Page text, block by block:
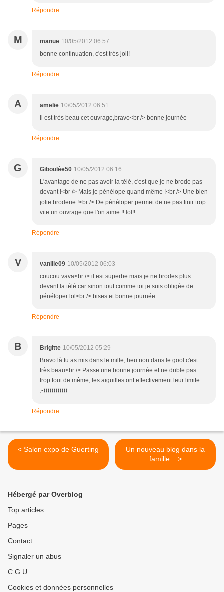
Répondre
M manue 10/05/2012 06:57
bonne continuation, c'est trés joli!
Répondre
A amelie 10/05/2012 06:51
Il est très beau cet ouvrage,bravo<br /> bonne journée
Répondre
G Giboulée50 10/05/2012 06:16
L'avantage de ne pas avoir la télé, c'est que je ne brode pas
devant !<br /> Mais je pénélope quand même !<br /> Une bien
jolie broderie !<br /> De pénéloper permet de ne pas finir trop
vite un ouvrage que l'on aime !! lol!!
Répondre
V vanille09 10/05/2012 06:03
coucou vava<br /> il est superbe mais je ne brodes plus
devant la télé car sinon tout comme toi je suis obligée de
pénéloper lol<br /> bises et bonne journée
Répondre
B Brigitte 10/05/2012 05:29
Bravo là tu as mis dans le mille, heu non dans le gool c'est
très beau<br /> Passe une bonne journée et ne drible pas
trop tout de même, les aiguilles ont effectivement leur limite
;-))))))))))))
Répondre
< Salon expo de Guerting
Un nouveau blog dans la
famille... >
Hébergé par Overblog
Top articles
Pages
Contact
Signaler un abus
C.G.U.
Cookies et données personnelles